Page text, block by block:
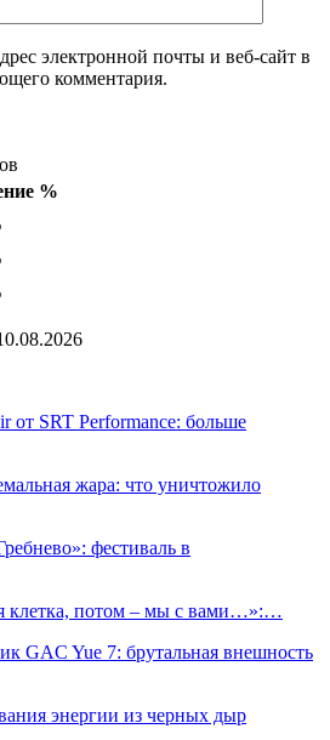
электронной почты и веб-сайт в
комментария.
%
от SRT Performance: больше
жара: что уничтожило
фестиваль в
клетка, потом – мы с вами…»:…
GAC Yue 7: брутальная внешность
энергии из черных дыр